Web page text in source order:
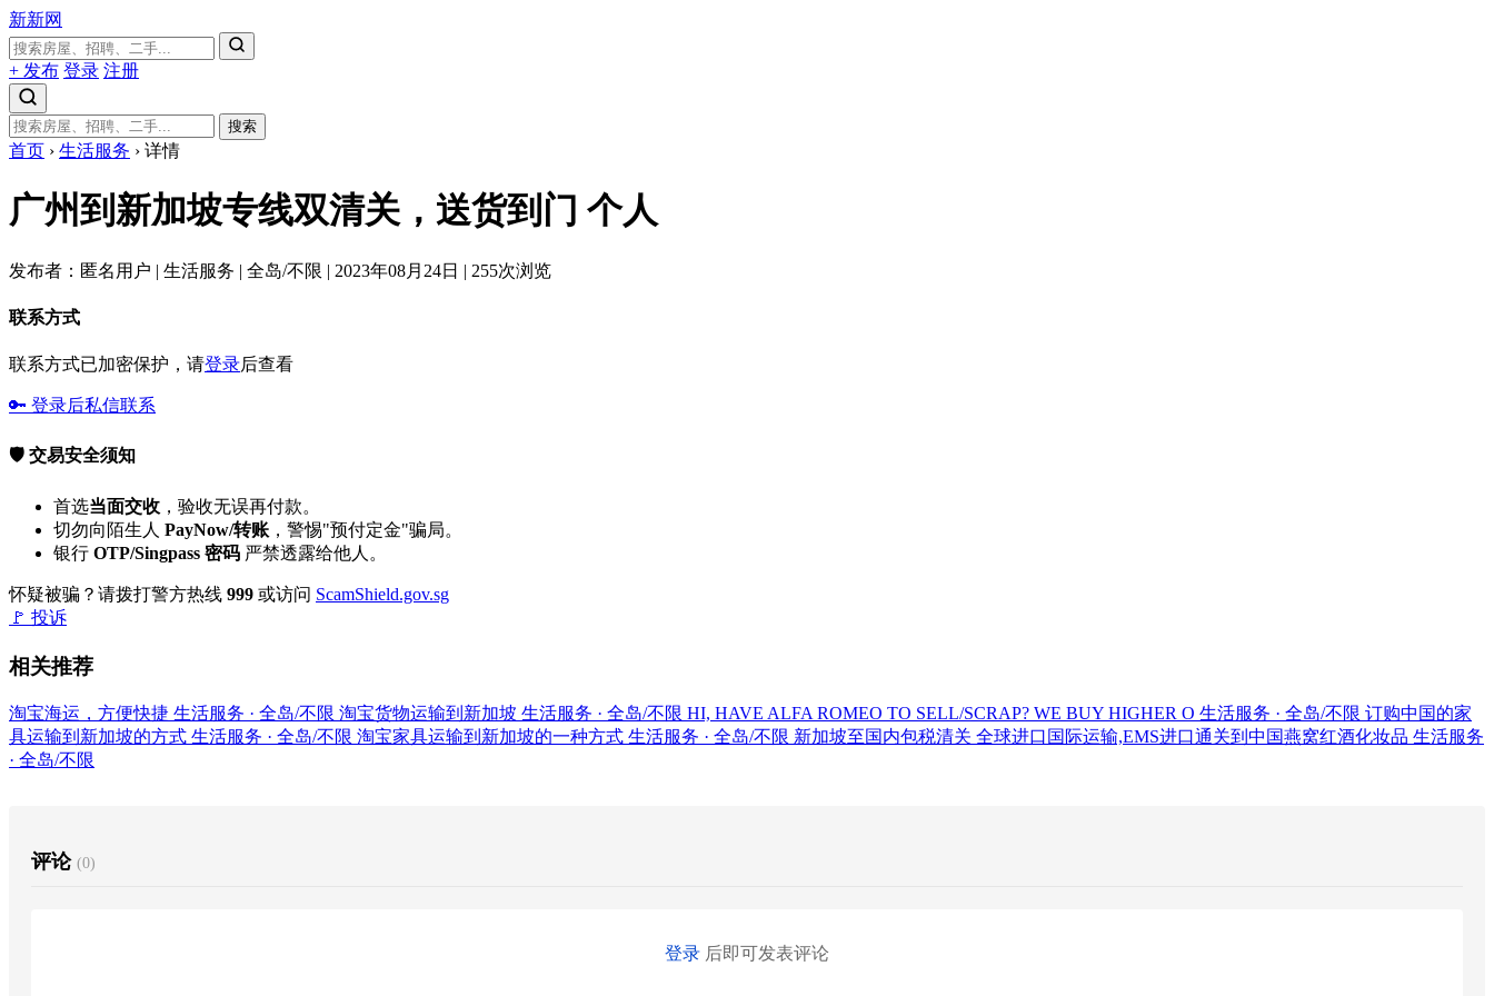
新新网
+ 发布 登录 注册
搜索
首页 › 生活服务 › 详情
广州到新加坡专线双清关，送货到门 个人
发布者：匿名用户 | 生活服务 | 全岛/不限 | 2023年08月24日 | 255次浏览
联系方式
联系方式已加密保护，请登录后查看
🔑 登录后私信联系
🛡️ 交易安全须知
首选当面交收 ，验收无误再付款。
切勿向陌生人 PayNow/转账 ，警惕"预付定金"骗局。
银行 OTP/Singpass 密码 严禁透露给他人。
怀疑被骗？请拨打警方热线 999 或访问 ScamShield.gov.sg
🚩 投诉
相关推荐
淘宝海运，方便快捷 生活服务 · 全岛/不限 淘宝货物运输到新加坡 生活服务 · 全岛/不限 HI, HAVE ALFA ROMEO TO SELL/SCRAP? WE BUY HIGHER O 生活服务 · 全岛/不限 订购中国的家
具运输到新加坡的方式 生活服务 · 全岛/不限 淘宝家具运输到新加坡的一种方式 生活服务 · 全岛/不限 新加坡至国内包税清关 全球进口国际运输,EMS进口通关到中国燕窝红酒化妆品 生活服务
· 全岛/不限
评论 (0)
登录 后即可发表评论